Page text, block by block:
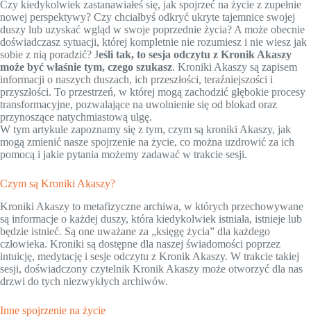
Czy kiedykolwiek zastanawiałeś się, jak spojrzeć na życie z zupełnie
nowej perspektywy? Czy chciałbyś odkryć ukryte tajemnice swojej
duszy lub uzyskać wgląd w swoje poprzednie życia? A może obecnie
doświadczasz sytuacji, której kompletnie nie rozumiesz i nie wiesz jak
sobie z nią poradzić? Jeśli tak, to sesja odczytu z Kronik Akaszy
może być właśnie tym, czego szukasz. Kroniki Akaszy są zapisem
informacji o naszych duszach, ich przeszłości, teraźniejszości i
przyszłości. To przestrzeń, w której mogą zachodzić głębokie procesy
transformacyjne, pozwalające na uwolnienie się od blokad oraz
przynoszące natychmiastową ulgę.
W tym artykule zapoznamy się z tym, czym są kroniki Akaszy, jak
mogą zmienić nasze spojrzenie na życie, co można uzdrowić za ich
pomocą i jakie pytania możemy zadawać w trakcie sesji.
Czym są Kroniki Akaszy?
Kroniki Akaszy to metafizyczne archiwa, w których przechowywane
są informacje o każdej duszy, która kiedykolwiek istniała, istnieje lub
będzie istnieć. Są one uważane za „księgę życia” dla każdego
człowieka. Kroniki są dostępne dla naszej świadomości poprzez
intuicję, medytację i sesje odczytu z Kronik Akaszy. W trakcie takiej
sesji, doświadczony czytelnik Kronik Akaszy może otworzyć dla nas
drzwi do tych niezwykłych archiwów.
Inne spojrzenie na życie